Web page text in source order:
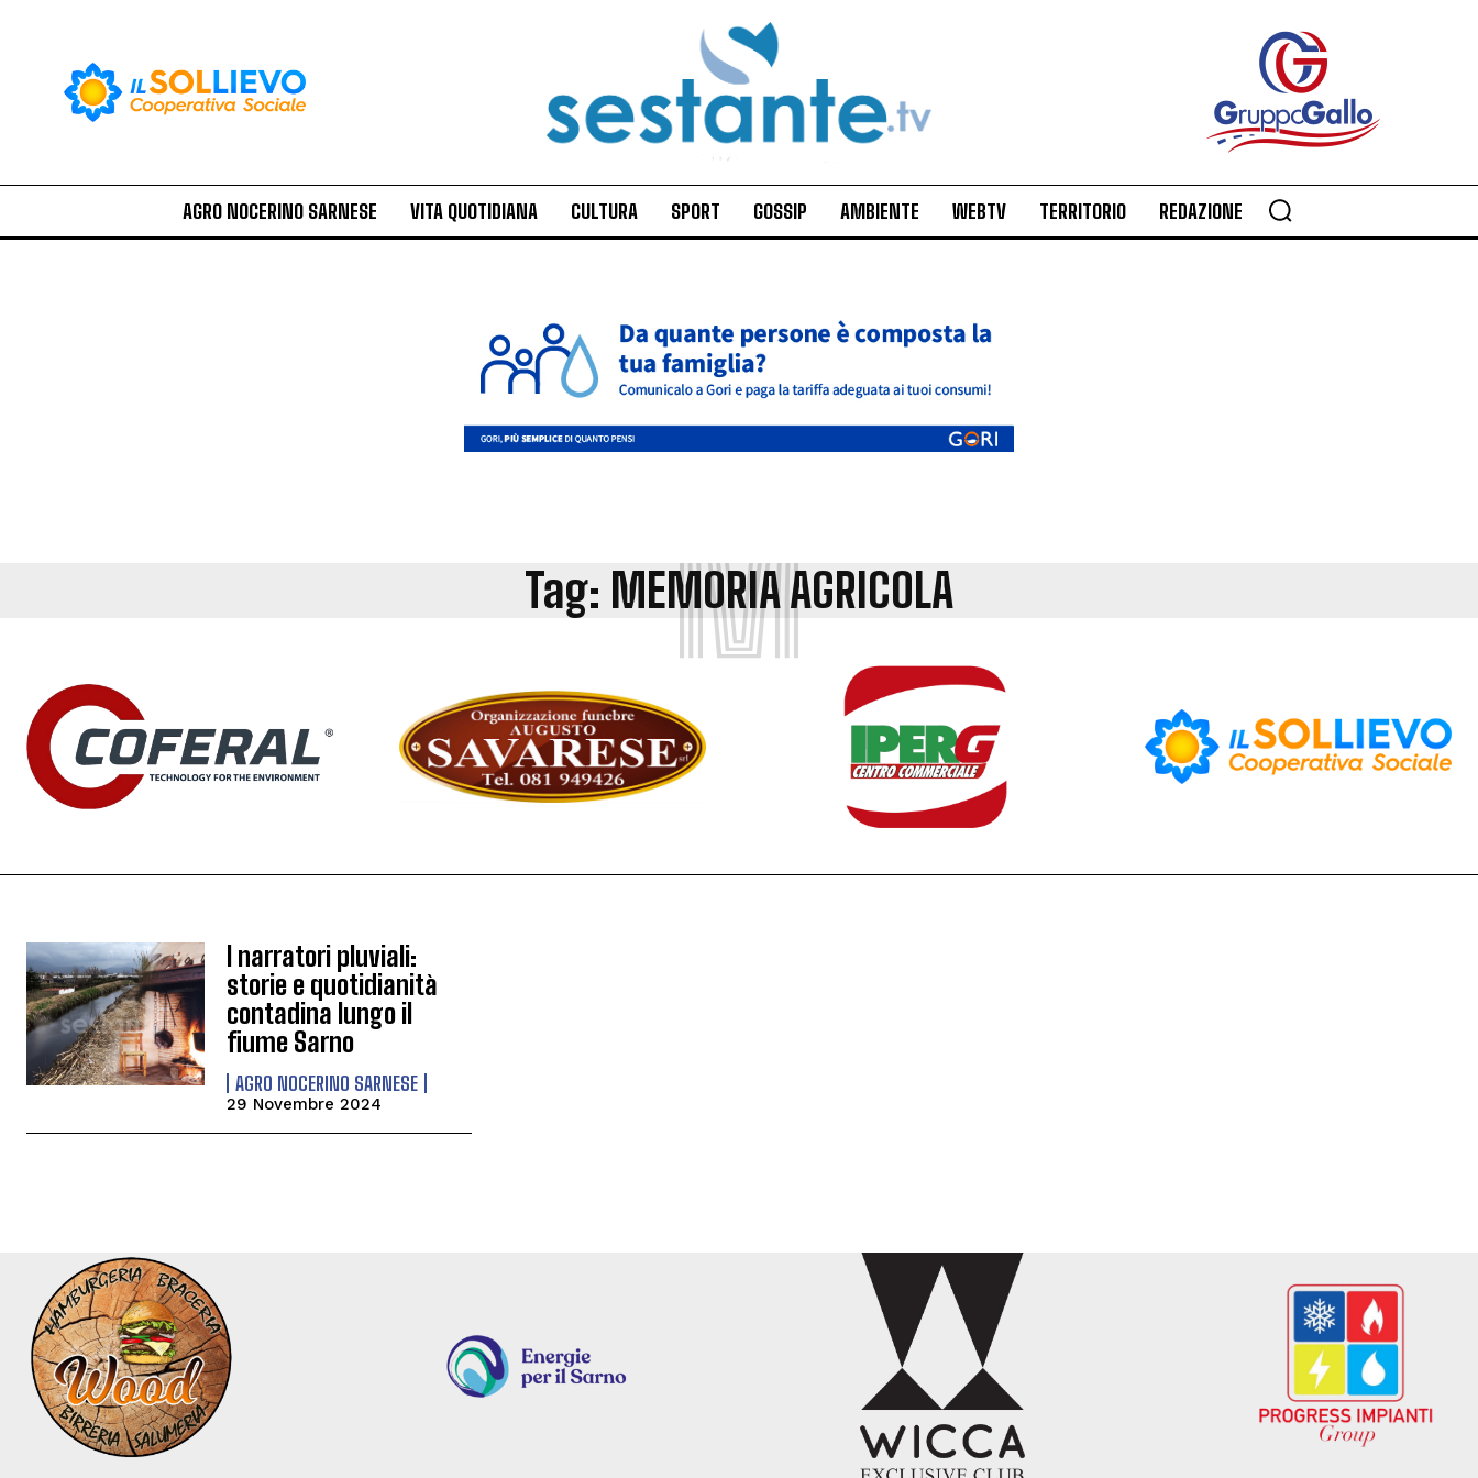
AGRO NOCERINO SARNESE VITA QUOTIDIANA CULTURA SPORT GOSSIP AMBIENTE WEBTV TERRITORIO REDAZIONE
Tag: MEMORIA AGRICOLA
M
I narratori pluviali:
storie e quotidianità
contadina lungo il
fiume Sarno
AGRO NOCERINO SARNESE
29 Novembre 2024